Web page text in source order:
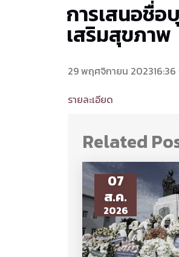
การเสนอชื่อ
เสริมสุขภาพ
29 พฤศจิกายน 202316:36
รายละเอียด
Related
07
ส.ค.
2026